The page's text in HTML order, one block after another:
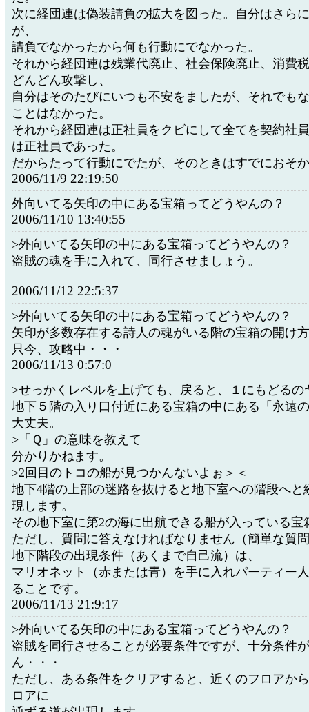
次に経団連は偽装請負の拡大を図った。自分はさら
が、
請負でなかったから何も行動にでなかった。
それから経団連は残業代廃止、社会保険廃止、消費
どんどん攻撃し、
自分はそのたびにいつも不安をましたが、それでも
ことはなかった。
それから経団連は正社員をクビにして全てを契約社
は正社員であった。
だからたって行動にでたが、そのときはすでにおそ
2006/11/9 22:19:50
外向いてる矢印の中にある宝箱ってどうやんの？
2006/11/10 13:40:55
>外向いてる矢印の中にある宝箱ってどうやんの？
盗賊の魂を手に入れて、同行させましょう。
2006/11/12 22:5:37
>外向いてる矢印の中にある宝箱ってどうやんの？
矢印が多数存在する詩人の魂がいる階の宝箱の開け
只今、攻略中・・・
2006/11/13 0:57:0
>せっかくレベルを上げても、戻ると、１にもどるの
地下５階の入り口付近にある宝箱の中にある「永遠
大丈夫。
>「Ｑ」の意味を教えて
分かりかねます。
>2回目のトコの船が見つかんないよぉ＞＜
地下4階の上部の迷路を抜けると地下室への階段へと
現します。
その地下室に第2の海に出航できる船が入っている宝
ただし、質問に答えなければなりません（簡単な質
地下階段の出現条件（あくまで自己流）は、
マリオネット（赤または青）を手に入れパーティー
ることです。
2006/11/13 21:9:17
>外向いてる矢印の中にある宝箱ってどうやんの？
盗賊を同行させることが必要条件ですが、十分条件
ん・・・
ただし、ある条件をクリアすると、近くのフロアか
ロアに